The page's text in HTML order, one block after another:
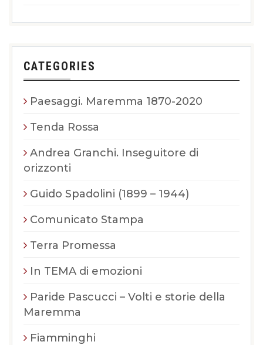
CATEGORIES
Paesaggi. Maremma 1870-2020
Tenda Rossa
Andrea Granchi. Inseguitore di
orizzonti
Guido Spadolini (1899 – 1944)
Comunicato Stampa
Terra Promessa
In TEMA di emozioni
Paride Pascucci – Volti e storie della
Maremma
Fiamminghi